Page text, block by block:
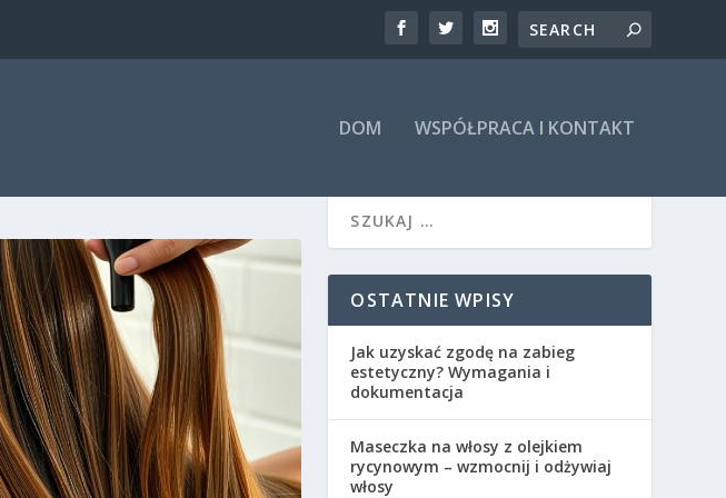
DOM WSPÓŁPRACA I KONTAKT
OSTATNIE WPISY
Jak uzyskać zgodę na zabieg
estetyczny? Wymagania i
dokumentacja
Maseczka na włosy z olejkiem
rycynowym – wzmocnij i odżywiaj
włosy